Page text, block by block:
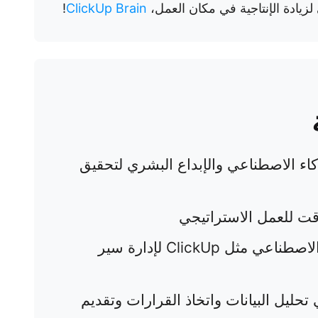
الإنتاجية في مكان العمل، ClickUp Brain
!
الاصطناعي والإبداع البشري لتحقيق
للعمل الاستراتيجي
استخدم أدوات مدعومة بالذكاء الاصطناعي مثل ClickUp لإدارة سير
البيانات واتخاذ القرارات وتقديم